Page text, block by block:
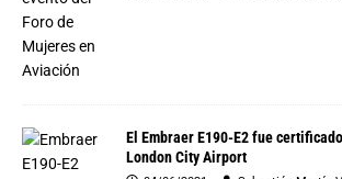
El Embraer E190-E2 fue
London City Airport